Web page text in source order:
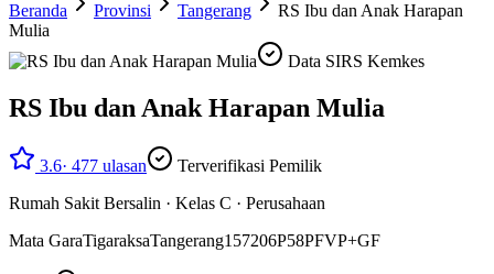
Beranda
Provinsi Tangerang
RS Ibu dan Anak Harapan
Mulia
Data SIRS Kemkes
RS Ibu dan Anak Harapan Mulia
3.6· 477 ulasan
Terverifikasi Pemilik
Rumah Sakit Bersalin · Kelas C · Perusahaan
Mata GaraTigaraksaTangerang157206P58PFVP+GF